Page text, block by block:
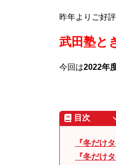
昨年よりご好
武田塾と
今回は2022年
目次
『冬だけ
『冬だけ